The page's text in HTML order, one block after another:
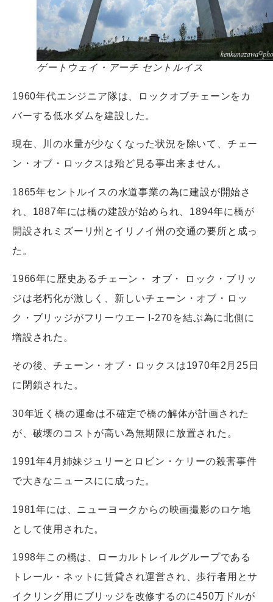
ゲートウェイ・アーチ セントルイス
1960年代エンジニア隊は、ロックオブチェーンをカ
バーする低水ダムを建設した。
現在、川の水量が少なくなった状況を除いて、チェー
ン・オブ・ロックスは殆ど見る事出来ません。
1865年セントルイスの水道事業の為に建設が開始さ
れ、1887年には橋の建設が始められ、1894年に橋が
開設されミズーリ州とイリノイ州の交通の要所と成っ
た。
1966年に歴史あるチェーン・ オブ・ ロック・ブリッ
ジは老朽化が激しく、新しいチェーン・オブ・ロッ
ク・ブリッジがフリーウエー I-270を結ぶ為に北側に
増設された。
その後、チェーン・オブ・ロックスは1970年2月25日
に閉鎖された。
30年近く橋の運命は不確定で橋の解体が計画された
が、破壊のコストが高い為無期限に放置された。
1991年4月姉妹ジュリーとロビン・ケリーの殺害事件
で大きなニュースにに成った。
1981年には、ニューヨークからの映画撮影のロケ地
として使用された。
1998年この橋は、ローカルトレイルグループである
トレール・ネットに賃貸され運営され、歩行者用とサ
イクリング用にブリッジを改修するのに450万ドルが